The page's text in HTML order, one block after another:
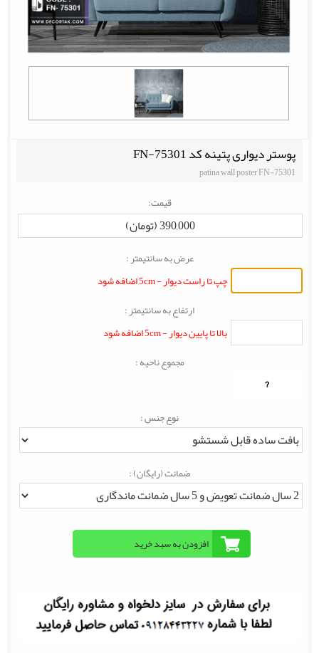
پوستر دیواری پتینه کد FN-75301
patina wall poster FN-75301
قیمت:
390,000 (تومان)
عرض به سانتیمتر :
چپ تا راست دیوار - 5cm اضافه شود
ارتفاع به سانتیمتر :
بالا تا پایین دیوار - 5cm اضافه شود
مجموع ناحیه :
?
نوع جنس :
ضمانت (رایگان) :